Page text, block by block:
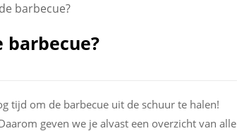
barbecue?
barbecue?
tijd om de barbecue uit de schuur te halen!
geven we je alvast een overzicht van alle